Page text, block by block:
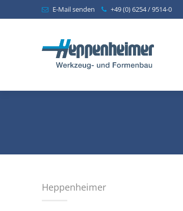
E-Mail senden +49 (0) 6254 / 9514-0
Heppenheimer